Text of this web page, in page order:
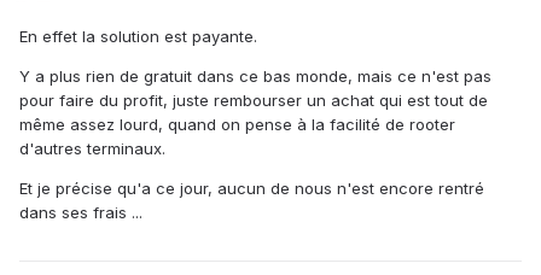
En effet la solution est payante.
Y a plus rien de gratuit dans ce bas monde, mais ce n'est pas
pour faire du profit, juste rembourser un achat qui est tout de
même assez lourd, quand on pense à la facilité de rooter
d'autres terminaux.
Et je précise qu'a ce jour, aucun de nous n'est encore rentré
dans ses frais ...